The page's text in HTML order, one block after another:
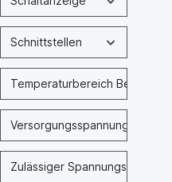
Schnittstellen
Temperaturbereich Betrieb
Versorgungsspannung nominal
Zulässiger Spannungsbereich